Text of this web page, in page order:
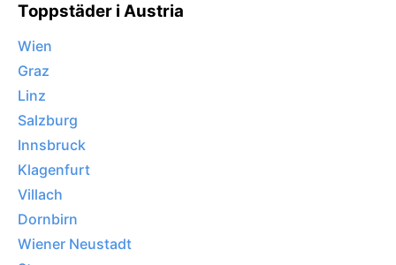
Toppstäder i Austria
Wien
Graz
Linz
Salzburg
Innsbruck
Klagenfurt
Villach
Dornbirn
Wiener Neustadt